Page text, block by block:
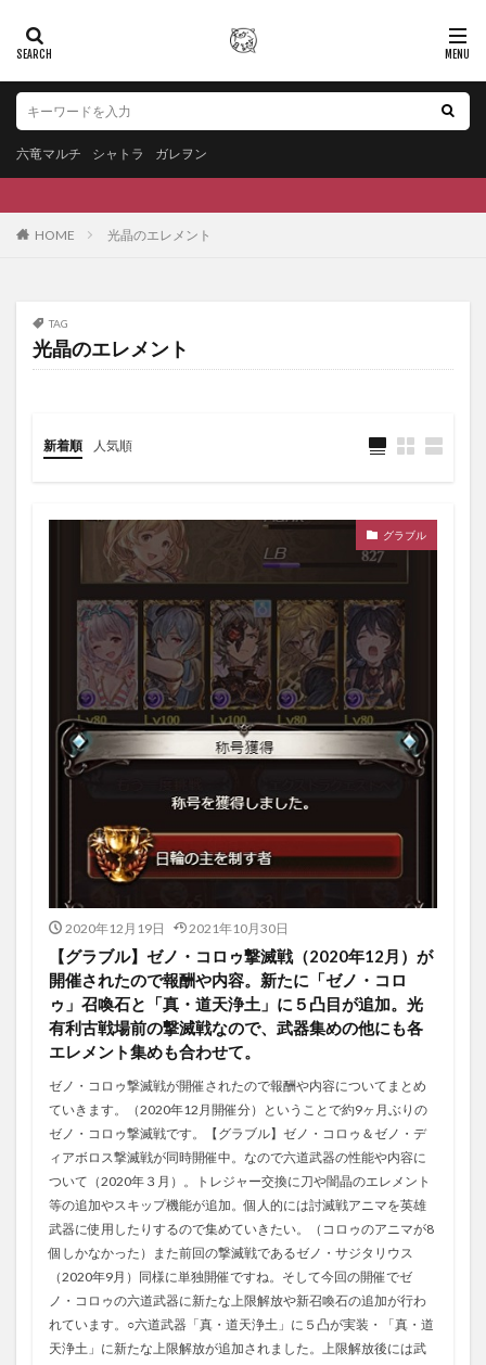
六竜マルチ シャトラ ガレヲン
HOME 光晶のエレメント
TAG
光晶のエレメント
新着順 人気順
グラブル
2020年12月19日 2021年10月30日
【グラブル】ゼノ・コロゥ撃滅戦（2020年12月）が
開催されたので報酬や内容。新たに「ゼノ・コロ
ゥ」召喚石と「真・道天浄土」に５凸目が追加。光
有利古戦場前の撃滅戦なので、武器集めの他にも各
エレメント集めも合わせて。
ゼノ・コロゥ撃滅戦が開催されたので報酬や内容についてまとめ
ていきます。（2020年12月開催分）ということで約9ヶ月ぶりの
ゼノ・コロゥ撃滅戦です。【グラブル】ゼノ・コロゥ＆ゼノ・デ
ィアボロス撃滅戦が同時開催中。なので六道武器の性能や内容に
ついて（2020年３月）。トレジャー交換に刀や闇晶のエレメント
等の追加やスキップ機能が追加。個人的には討滅戦アニマを英雄
武器に使用したりするので集めていきたい。（コロゥのアニマが8
個しかなかった）また前回の撃滅戦であるゼノ・サジタリウス
（2020年9月）同様に単独開催ですね。そして今回の開催でゼ
ノ・コロゥの六道武器に新たな上限解放や新召喚石の追加が行わ
れています。○六道武器「真・道天浄土」に５凸が実装・「真・道
天浄土」に新たな上限解放が追加されました。上限解放後には武